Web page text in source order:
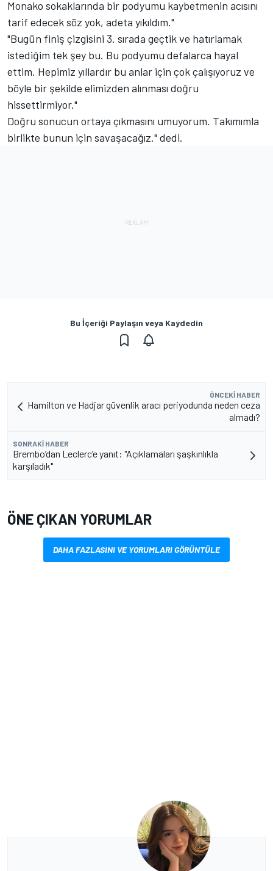
Monako sokaklarında bir podyumu kaybetmenin acısını
tarif edecek söz yok, adeta yıkıldım."
"Bugün finiş çizgisini 3. sırada geçtik ve hatırlamak
istediğim tek şey bu. Bu podyumu defalarca hayal
ettim. Hepimiz yıllardır bu anlar için çok çalışıyoruz ve
böyle bir şekilde elimizden alınması doğru
hissettirmiyor."
Doğru sonucun ortaya çıkmasını umuyorum. Takımımla
birlikte bunun için savaşacağız." dedi.
Bu İçeriği Paylaşın veya Kaydedin
ÖNCEKI HABER
Hamilton ve Hadjar güvenlik aracı periyodunda neden ceza
almadı?
SONRAKI HABER
Brembo’dan Leclerc’e yanıt: "Açıklamaları şaşkınlıkla
karşıladık"
ÖNE ÇIKAN YORUMLAR
DAHA FAZLASINI VE YORUMLARI GÖRÜNTÜLE